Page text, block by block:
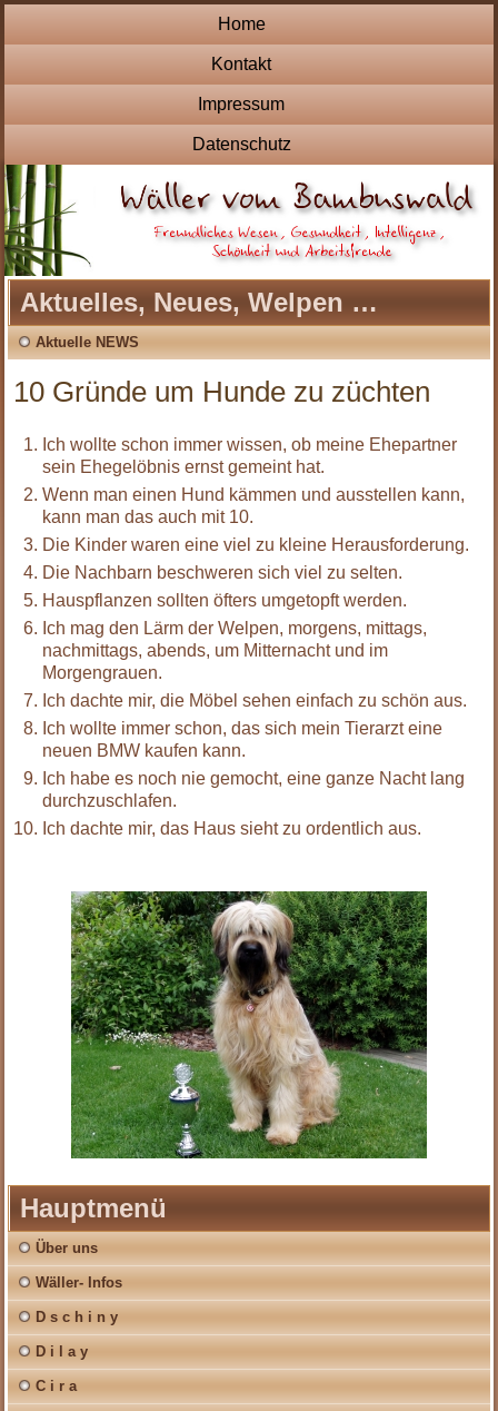
Home
Kontakt
Impressum
Datenschutz
Aktuelles, Neues, Welpen …
Aktuelle NEWS
10 Gründe um Hunde zu züchten
Ich wollte schon immer wissen, ob meine Ehepartner
sein Ehegelöbnis ernst gemeint hat.
Wenn man einen Hund kämmen und ausstellen kann,
kann man das auch mit 10.
Die Kinder waren eine viel zu kleine Herausforderung.
Die Nachbarn beschweren sich viel zu selten.
Hauspflanzen sollten öfters umgetopft werden.
Ich mag den Lärm der Welpen, morgens, mittags,
nachmittags, abends, um Mitternacht und im
Morgengrauen.
Ich dachte mir, die Möbel sehen einfach zu schön aus.
Ich wollte immer schon, das sich mein Tierarzt eine
neuen BMW kaufen kann.
Ich habe es noch nie gemocht, eine ganze Nacht lang
durchzuschlafen.
Ich dachte mir, das Haus sieht zu ordentlich aus.
Hauptmenü
Über uns
Wäller- Infos
D s c h i n y
D i l a y
C i r a